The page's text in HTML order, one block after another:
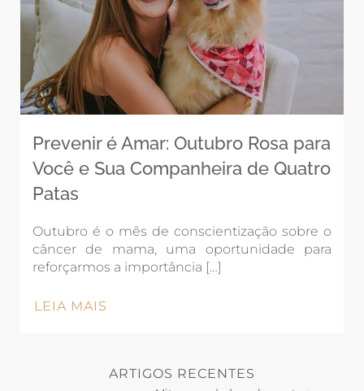
Prevenir é Amar: Outubro Rosa para
Você e Sua Companheira de Quatro
Patas
Outubro é o mês de conscientização sobre o
câncer de mama, uma oportunidade para
reforçarmos a importância […]
LEIA MAIS
ARTIGOS RECENTES